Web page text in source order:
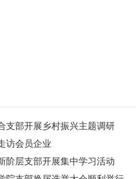
支部开展乡村振兴主题调研
访会员企业
阶层支部开展集中学习活动